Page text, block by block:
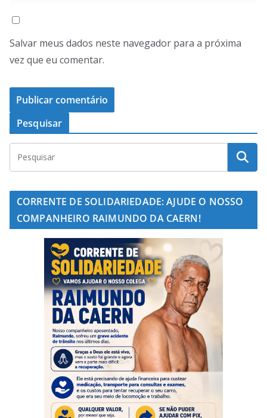
Salvar meus dados neste navegador para a próxima
vez que eu comentar.
Pesquisar
CORRENTE DE SOLIDARIEDADE: AJUDE O NOSSO
COMPANHEIRO RAIMUNDO DA CAERN!